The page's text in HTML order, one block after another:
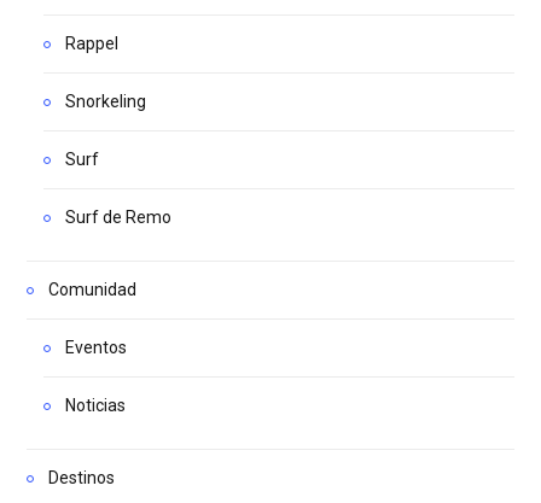
Rappel
Snorkeling
Surf
Surf de Remo
Comunidad
Eventos
Noticias
Destinos